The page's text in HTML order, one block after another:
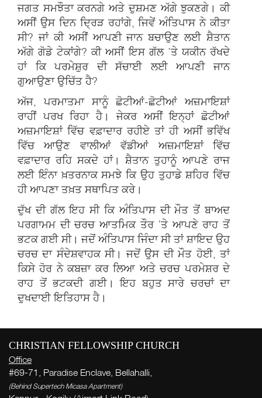
ਜਗਤ ਸਮਝੌਤਾ ਕਰਨਗੇ ਅਤੇ ਦੁਸ਼ਮਣ ਅੱਗੇ ਝੁਕਣਗੇ। ਕੀ
ਅਸੀਂ ਉਸ ਦਿਨ ਦ੍ਰਿੜ ਰਹਾਂਗੇ, ਜਿਵੇਂ ਅੰਤਿਪਾਸ ਨੇ ਕੀਤਾ
ਸੀ? ਜਾਂ ਕੀ ਅਸੀਂ ਆਪਣੀ ਜਾਨ ਬਚਾਉਣ ਲਈ ਸ਼ੈਤਾਨ
ਅੱਗੇ ਗੋਡੇ ਟੇਕਾਂਗੇ? ਕੀ ਅਸੀਂ ਇਸ ਗੱਲ ’ਤੇ ਯਕੀਨ ਰੱਖਦੇ
ਹਾਂ ਕਿ ਪਰਮੇਸ਼ੁਰ ਦੀ ਸੱਚਾਈ ਲਈ ਆਪਣੀ ਜਾਨ
ਗੁਆਉਣਾ ਉਚਿੱਤ ਹੈ?
ਅੱਜ, ਪਰਮਾਤਮਾ ਸਾਨੂੰ ਛੋਟੀਆਂ-ਛੋਟੀਆਂ ਅਜ਼ਮਾਇਸ਼ਾਂ
ਰਾਹੀਂ ਪਰਖ ਰਿਹਾ ਹੈ। ਜੇਕਰ ਅਸੀਂ ਇਨ੍ਹਾਂ ਛੋਟੀਆਂ
ਅਜ਼ਮਾਇਸ਼ਾਂ ਵਿੱਚ ਵਫ਼ਾਦਾਰ ਰਹੀਏ ਤਾਂ ਹੀ ਅਸੀਂ ਭਵਿੱਖ
ਵਿੱਚ ਆਉਣ ਵਾਲੀਆਂ ਵੱਡੀਆਂ ਅਜ਼ਮਾਇਸ਼ਾਂ ਵਿੱਚ
ਵਫ਼ਾਦਾਰ ਰਹਿ ਸਕਦੇ ਹਾਂ। ਸ਼ੈਤਾਨ ਤੁਹਾਨੂੰ ਆਪਣੇ ਰਾਜ
ਲਈ ਇੰਨਾ ਖ਼ਤਰਨਾਕ ਸਮਝੇ ਕਿ ਉਹ ਤੁਹਾਡੇ ਸ਼ਹਿਰ ਵਿੱਚ
ਹੀ ਆਪਣਾ ਤਖ਼ਤ ਸਥਾਪਿਤ ਕਰੇ।
ਦੁੱਖ ਦੀ ਗੱਲ ਇਹ ਸੀ ਕਿ ਅੰਤਿਪਾਸ ਦੀ ਮੌਤ ਤੋਂ ਬਾਅਦ
ਪਰਗਾਮਮ ਦੀ ਚਰਚ ਆਤਮਿਕ ਤੌਰ ’ਤੇ ਆਪਣੇ ਰਾਹ ਤੋਂ
ਭਟਕ ਗਈ ਸੀ। ਜਦੋਂ ਅੰਤਿਪਾਸ ਜਿੰਦਾ ਸੀ ਤਾਂ ਸ਼ਾਇਦ ਉਹ
ਚਰਚ ਦਾ ਸੰਦੇਸ਼ਵਾਹਕ ਸੀ। ਜਦੋਂ ਉਸ ਦੀ ਮੌਤ ਹੋਈ, ਤਾਂ
ਕਿਸੇ ਹੋਰ ਨੇ ਕਬਜ਼ਾ ਕਰ ਲਿਆ ਅਤੇ ਚਰਚ ਪਰਮੇਸ਼ਰ ਦੇ
ਰਾਹ ਤੋਂ ਭਟਕਦੀ ਗਈ। ਇਹ ਬਹੁਤ ਸਾਰੇ ਚਰਚਾਂ ਦਾ
ਦੁਖਦਾਈ ਇਤਿਹਾਸ ਹੈ।
CHRISTIAN FELLOWSHIP CHURCH
Office
#69-71, Paradise Enclave, Bellahalli,
(Behind Supertech Micasa Apartment)